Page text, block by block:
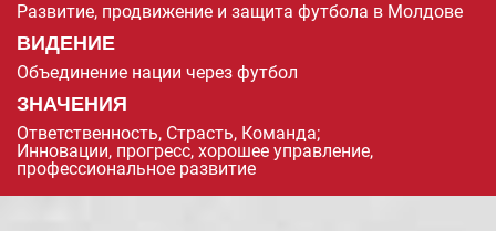
Развитие, продвижение и защита футбола в Молдове
ВИДЕНИЕ
Объединение нации через футбол
ЗНАЧЕНИЯ
Ответственность, Страсть, Команда;
Инновации, прогресс, хорошее управление,
профессиональное развитие